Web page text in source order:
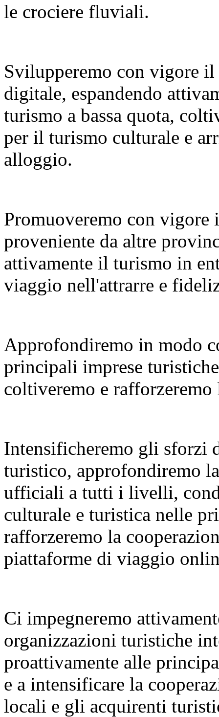
le crociere fluviali.
Svilupperemo con vigore
digitale, espandendo
turismo a bassa quota,
per il turismo culturale e
alloggio.
Promuoveremo con
proveniente da altre
attivamente il turismo in
viaggio nell'attrarre e
Approfondiremo in modo
principali imprese
coltiveremo e
Intensificheremo gli sforzi
turistico, approfondiremo
ufficiali a tutti i livelli,
culturale e turistica nelle
rafforzeremo la
piattaforme di viaggio
Ci impegneremo
organizzazioni turistiche
proattivamente alle
e a intensificare la
locali e gli acquirenti